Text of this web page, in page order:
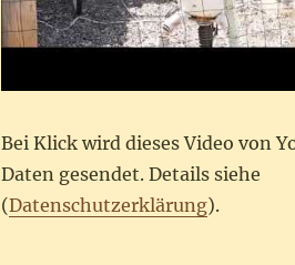
Bei Klick wird dieses Video von
Daten gesendet. Details siehe
(Datenschutzerklärung).